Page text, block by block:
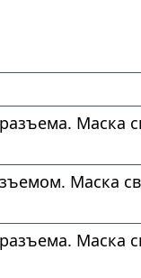
Маска
Маска
Маска